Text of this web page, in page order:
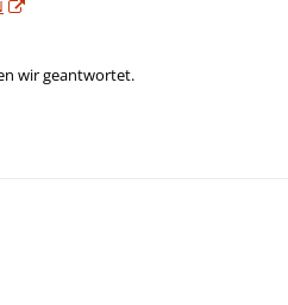
wir geantwortet.